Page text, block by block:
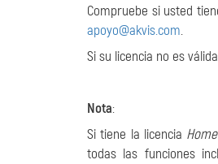
Compruebe si usted
apoyo@akvis.com.
Si su licencia no es
Nota:
Si tiene la licencia Home
todas las funciones